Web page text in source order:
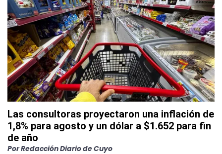
Las consultoras proyectaron una inflación de
1,8% para agosto y un dólar a $1.652 para fin
de año
PorRedacción Diario de Cuyo